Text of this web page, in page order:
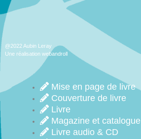
@2022 Aubin Leray
Une réalisation webandroll
Mise en page de livre
Couverture de livre
Livre
Magazine et catalogue
Livre audio & CD